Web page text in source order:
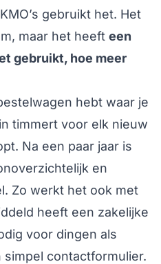
gebruikt het. Het
maar het heeft een
gebruikt, hoe meer
hebt waar je
timmert voor elk nieuw
Na een paar jaar is
en
Zo werkt het ook met
heeft een zakelijke
voor dingen als
simpel contactformulier.